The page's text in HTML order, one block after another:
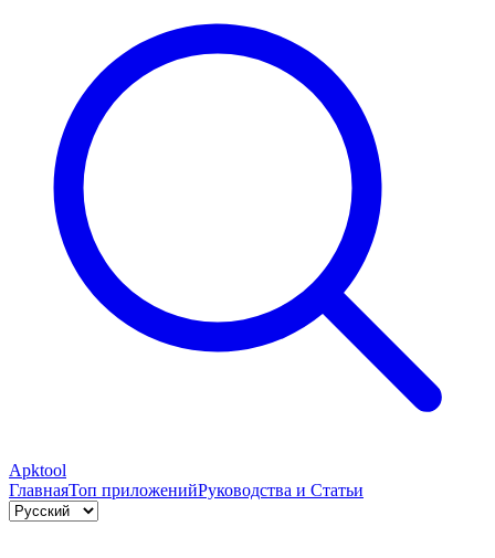
Apktool
ГлавнаяТоп приложенийРуководства и Статьи